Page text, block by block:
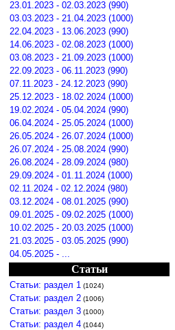
23.01.2023 - 02.03.2023 (990)
03.03.2023 - 21.04.2023 (1000)
22.04.2023 - 13.06.2023 (990)
14.06.2023 - 02.08.2023 (1000)
03.08.2023 - 21.09.2023 (1000)
22.09.2023 - 06.11.2023 (990)
07.11.2023 - 24.12.2023 (990)
25.12.2023 - 18.02.2024 (1000)
19.02.2024 - 05.04.2024 (990)
06.04.2024 - 25.05.2024 (1000)
26.05.2024 - 26.07.2024 (1000)
26.07.2024 - 25.08.2024 (990)
26.08.2024 - 28.09.2024 (980)
29.09.2024 - 01.11.2024 (1000)
02.11.2024 - 02.12.2024 (980)
03.12.2024 - 08.01.2025 (990)
09.01.2025 - 09.02.2025 (1000)
10.02.2025 - 20.03.2025 (1000)
21.03.2025 - 03.05.2025 (990)
04.05.2025 - ...
Статьи
Статьи: раздел 1 (1024)
Статьи: раздел 2 (1006)
Статьи: раздел 3 (1000)
Статьи: раздел 4 (1044)